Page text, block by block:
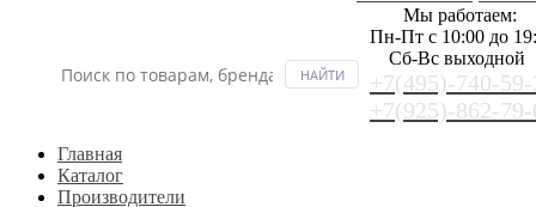
Мы работаем:
Пн-Пт с 10:00 до
Сб-Вс выходной
+7(495)-740-59-
+7(925)-862-79-
Главная
Каталог
Производители